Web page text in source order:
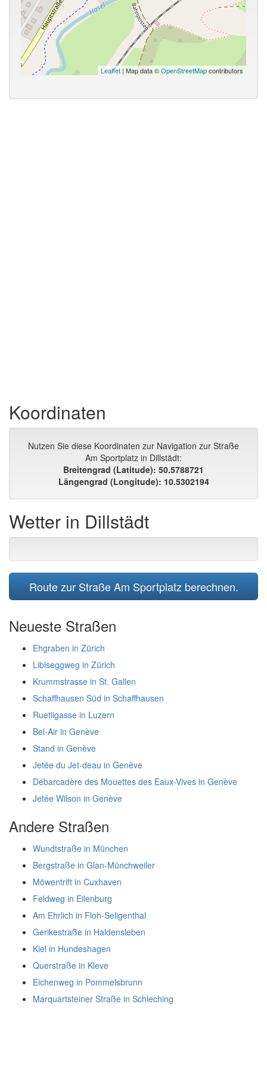
Leaflet | Map data ©OpenStreetMapcontributors
Koordinaten
Nutzen Sie diese Koordinaten zur Navigation zur Straße
Am Sportplatz in Dillstädt:
Breitengrad (Latitude): 50.5788721
Längengrad (Longitude): 10.5302194
Wetter in Dillstädt
Route zur Straße Am Sportplatz berechnen.
Neueste Straßen
Ehgraben in Zürich
Libiseggweg in Zürich
Krummstrasse in St. Gallen
Schaffhausen Süd in Schaffhausen
Ruetligasse in Luzern
Bel-Air in Genève
Stand in Genève
Jetée du Jet-deau in Genève
Débarcadère des Mouettes des Eaux-Vives in Genève
Jetée Wilson in Genève
Andere Straßen
Wundtstraße in München
Bergstraße in Glan-Münchweiler
Möwentrift in Cuxhaven
Feldweg in Eilenburg
Am Ehrlich in Floh-Seligenthal
Gerikestraße in Haldensleben
Kiel in Hundeshagen
Querstraße in Kleve
Eichenweg in Pommelsbrunn
Marquartsteiner Straße in Schleching